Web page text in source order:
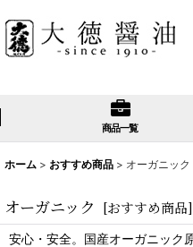
商品一覧
ホーム > おすすめ商品 > オーガニック
オーガニック [おすすめ商品]
安心・安全。国産オーガニック